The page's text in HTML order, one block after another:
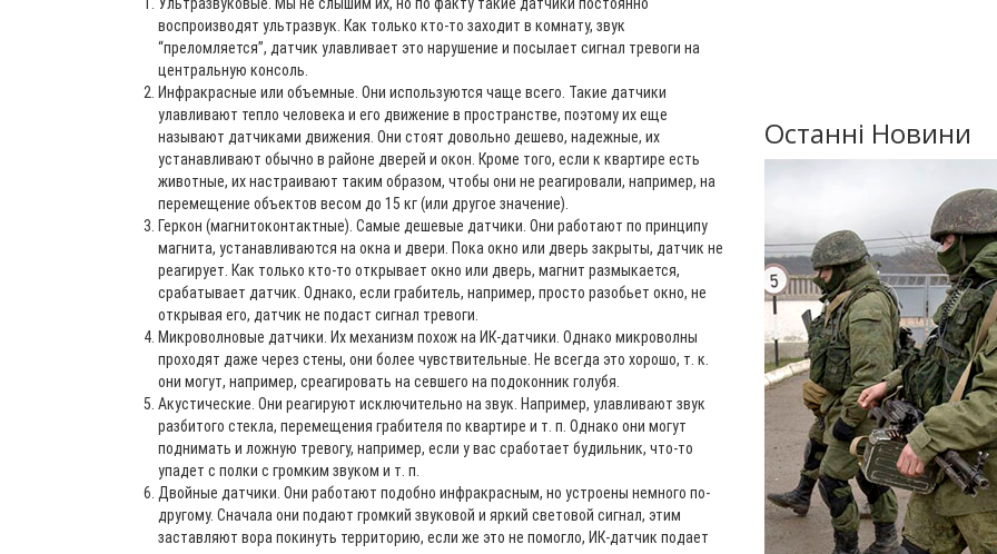
воспроизводят ультразвук. Как только кто-то заходит в комнату, звук
“преломляется”, датчик улавливает это нарушение и посылает сигнал тревоги на
центральную консоль.
Инфракрасные или объемные. Они используются чаще всего. Такие датчики
улавливают тепло человека и его движение в пространстве, поэтому их еще
называют датчиками движения. Они стоят довольно дешево, надежные, их
устанавливают обычно в районе дверей и окон. Кроме того, если к квартире есть
животные, их настраивают таким образом, чтобы они не реагировали, например, на
перемещение объектов весом до 15 кг (или другое значение).
Геркон (магнитоконтактные). Самые дешевые датчики. Они работают по принципу
магнита, устанавливаются на окна и двери. Пока окно или дверь закрыты, датчик не
реагирует. Как только кто-то открывает окно или дверь, магнит размыкается,
срабатывает датчик. Однако, если грабитель, например, просто разобьет окно, не
открывая его, датчик не подаст сигнал тревоги.
Микроволновые датчики. Их механизм похож на ИК-датчики. Однако микроволны
проходят даже через стены, они более чувствительные. Не всегда это хорошо, т. к.
они могут, например, среагировать на севшего на подоконник голубя.
Акустические. Они реагируют исключительно на звук. Например, улавливают звук
разбитого стекла, перемещения грабителя по квартире и т. п. Однако они могут
поднимать и ложную тревогу, например, если у вас сработает будильник, что-то
упадет с полки с громким звуком и т. п.
Двойные датчики. Они работают подобно инфракрасным, но устроены немного по-
другому. Сначала они подают громкий звуковой и яркий световой сигнал, этим
заставляют вора покинуть территорию, если же это не помогло, ИК-датчик подает
Останні Новини